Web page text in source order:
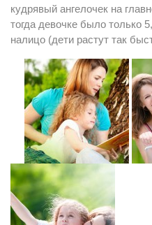
кудрявый ангелочек на
тогда девочке было только
налицо (дети растут так